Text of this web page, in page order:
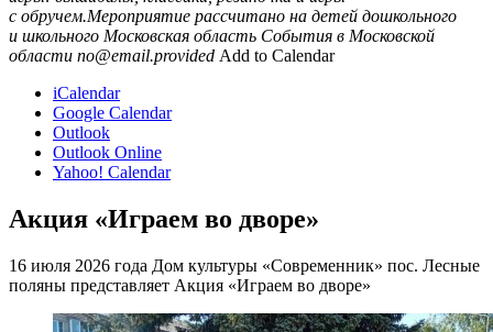
с обручем.Мероприятие рассчитано на детей дошкольного
и школьного Московская область События в Московской
области no@email.provided Add to Calendar
iCalendar
Google Calendar
Outlook
Outlook Online
Yahoo! Calendar
Акция «Играем во дворе»
16 июля 2026 года Дом культуры «Современник» пос. Лесные
поляны представляет Акция «Играем во дворе»